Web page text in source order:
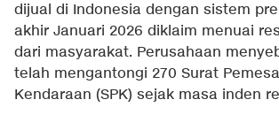
dijual di Indonesia dengan sistem
akhir Januari 2026 diklaim menuai
dari masyarakat. Perusahaan
telah mengantongi 270 Surat
Kendaraan (SPK) sejak masa inden